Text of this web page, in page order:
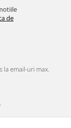
de
la email-uri max.